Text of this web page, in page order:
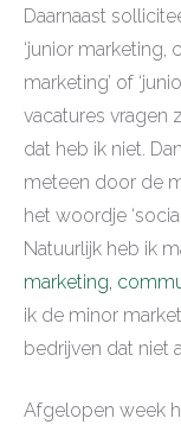
Daarnaast
‘junior marketing,
marketing’ of
vacatures vragen
dat heb ik niet.
meteen door de
het woordje
Natuurlijk heb ik
marketing,
ik de minor
bedrijven dat niet
Afgelopen week